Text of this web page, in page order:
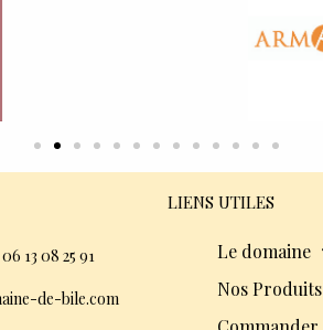
13 08 25 91
de-bile.com
LIENS UTILES
Le domaine
Nos Produits